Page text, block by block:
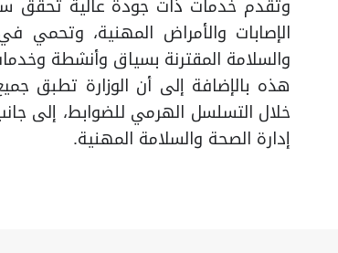
وتقدم خدمات ذات جودة عالية تحقق
الإصابات والأمراض المهنية، وتحمي
والسلامة المقترنة بسياق وأنشطة
هذه بالإضافة إلى أن الوزارة تطبق
خلال التسلسل الهرمي للضوابط، إلى
إدارة الصحة والسلامة المهنية.